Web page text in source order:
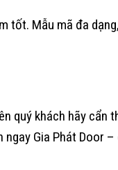
tốt. Mẫu mã đa
khách hãy cẩn
Gia Phát Door